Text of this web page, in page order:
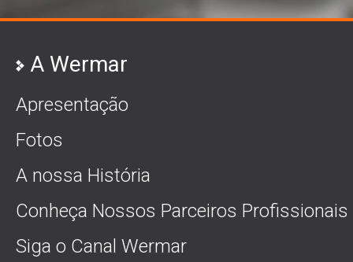
A Wermar
Apresentação
Fotos
A nossa História
Conheça Nossos Parceiros Profissionais
Siga o Canal Wermar